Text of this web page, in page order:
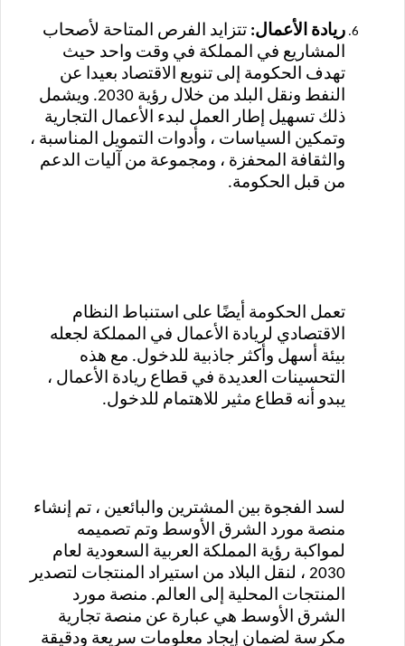
ريادة الأعمال: تتزايد الفرص المتاحة لأصحاب
المشاريع في المملكة في وقت واحد حيث
تهدف الحكومة إلى تنويع الاقتصاد بعيدا عن
النفط ونقل البلد من خلال رؤية 2030. ويشمل
ذلك تسهيل إطار العمل لبدء الأعمال التجارية
وتمكين السياسات ، وأدوات التمويل المناسبة ،
والثقافة المحفزة ، ومجموعة من آليات الدعم
من قبل الحكومة.
تعمل الحكومة أيضًا على استنباط النظام
الاقتصادي لريادة الأعمال في المملكة لجعله
بيئة أسهل وأكثر جاذبية للدخول. مع هذه
التحسينات العديدة في قطاع ريادة الأعمال ،
يبدو أنه قطاع مثير للاهتمام للدخول.
لسد الفجوة بين المشترين والبائعين ، تم إنشاء
منصة مورد الشرق الأوسط وتم تصميمه
لمواكبة رؤية المملكة العربية السعودية لعام
2030 ، لنقل البلاد من استيراد المنتجات لتصدير
المنتجات المحلية إلى العالم. منصة مورد
الشرق الأوسط هي عبارة عن منصة تجارية
مكرسة لضمان إيجاد معلومات سريعة ودقيقة